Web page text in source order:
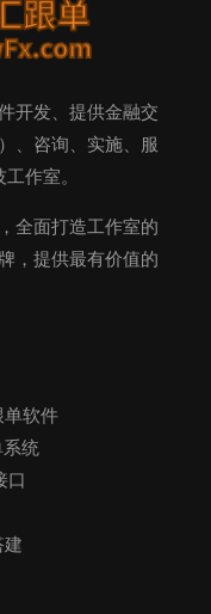
开发、提供金融交
、咨询、实施、服
作室。
全面打造工作室的
，提供最有价值的
软件
系统
口